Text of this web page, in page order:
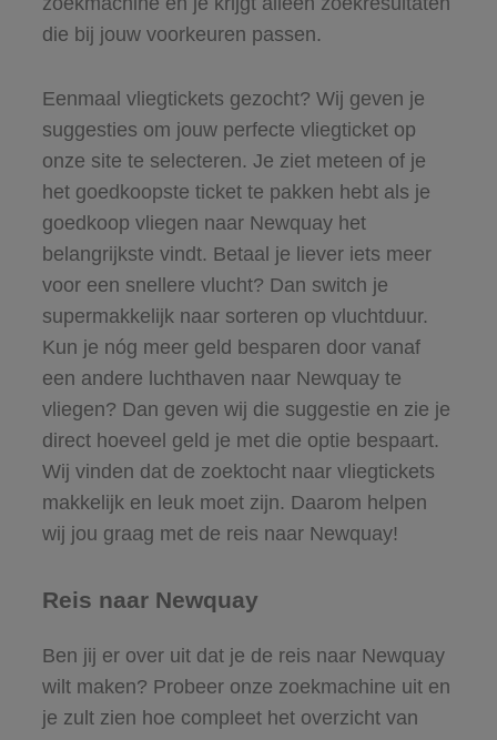
die bij jouw voorkeuren passen.
Eenmaal vliegtickets gezocht? Wij geven je
suggesties om jouw perfecte vliegticket op
onze site te selecteren. Je ziet meteen of je
het goedkoopste ticket te pakken hebt als je
goedkoop vliegen naar Newquay het
belangrijkste vindt. Betaal je liever iets meer
voor een snellere vlucht? Dan switch je
supermakkelijk naar sorteren op vluchtduur.
Kun je nóg meer geld besparen door vanaf
een andere luchthaven naar Newquay te
vliegen? Dan geven wij die suggestie en zie je
direct hoeveel geld je met die optie bespaart.
Wij vinden dat de zoektocht naar vliegtickets
makkelijk en leuk moet zijn. Daarom helpen
wij jou graag met de reis naar Newquay!
Reis naar Newquay
Ben jij er over uit dat je de reis naar Newquay
wilt maken? Probeer onze zoekmachine uit en
je zult zien hoe compleet het overzicht van